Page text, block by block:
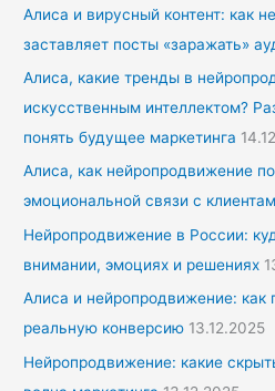
Алиса и вирусный контент: как
заставляет посты «заражать»
Алиса, какие тренды в
искусственным интеллектом?
понять будущее маркетинга
Алиса, как нейропродвижение
эмоциональной связи с
Нейропродвижение в России:
внимании, эмоциях и решениях
Алиса и нейропродвижение: как
реальную конверсию 13.12.2025
Нейропродвижение: какие